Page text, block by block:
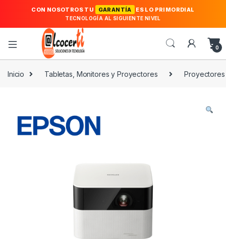
CON NOSOTROS TU GARANTÍA ES LO PRIMORDIAL
TECNOLOGÍA AL SIGUIENTE NIVEL
0
Inicio Tabletas, Monitores y Proyectores Proyectores